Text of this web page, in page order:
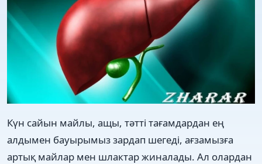
Күн сайын майлы, ащы, тәтті тағамдардан ең
алдымен бауырымыз зардап шегеді, ағзамызға
артық майлар мен шлактар жиналады. Ал олардан